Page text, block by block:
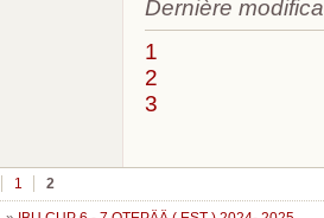
Dernière
1
2
3
1 2